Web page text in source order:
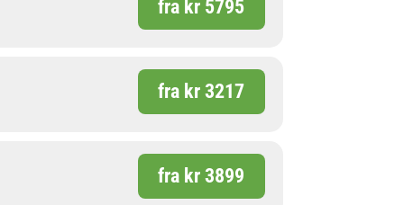
fra kr 5795
fra kr 3217
fra kr 3899